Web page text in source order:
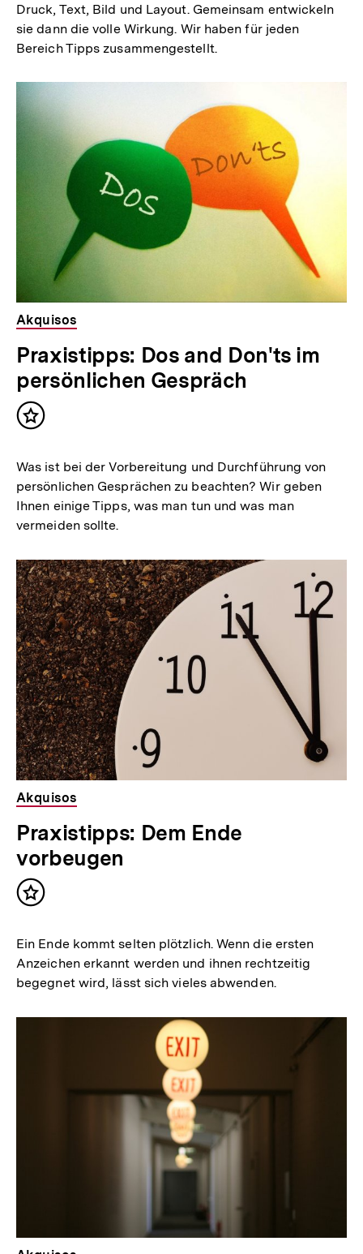
Druck, Text, Bild und Layout. Gemeinsam entwickeln
sie dann die volle Wirkung. Wir haben für jeden
Bereich Tipps zusammengestellt.
Akquisos
Praxistipps: Dos and Don'ts im
persönlichen Gespräch
Inhalt
Was ist bei der Vorbereitung und Durchführung von
persönlichen Gesprächen zu beachten? Wir geben
Ihnen einige Tipps, was man tun und was man
vermeiden sollte.
Akquisos
Praxistipps: Dem Ende
vorbeugen
Inhalt
Ein Ende kommt selten plötzlich. Wenn die ersten
Anzeichen erkannt werden und ihnen rechtzeitig
begegnet wird, lässt sich vieles abwenden.